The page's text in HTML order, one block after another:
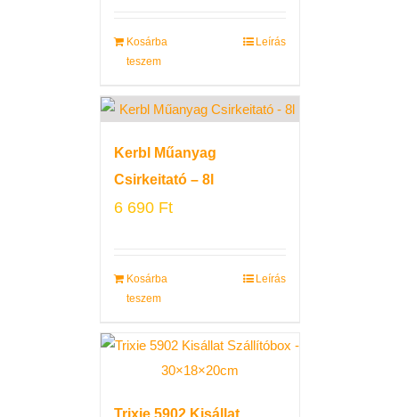
Kosárba
teszem
Leírás
Kerbl Műanyag
Csirkeitató – 8l
6 690 Ft
Kosárba
teszem
Leírás
Trixie 5902 Kisállat